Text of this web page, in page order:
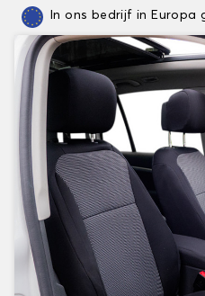
In ons bedrijf in Europa